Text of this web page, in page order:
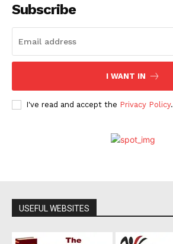
Subscribe
I WANT IN
I've read and accept the Privacy Policy.
USEFUL WEBSITES